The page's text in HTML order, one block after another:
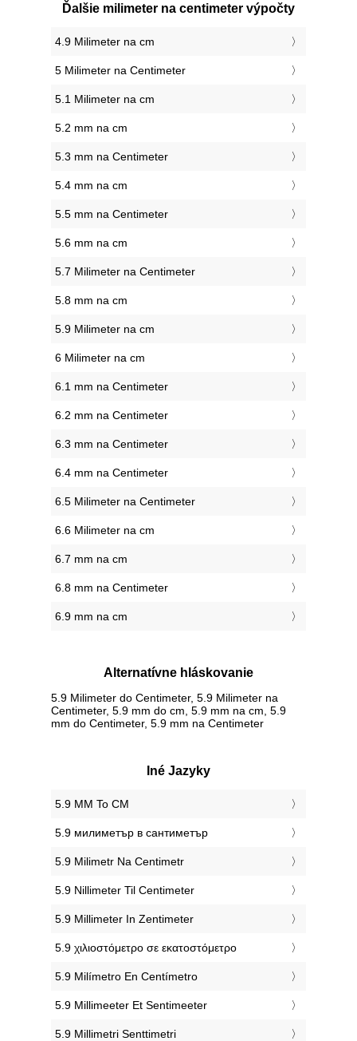
Ďalšie milimeter na centimeter výpočty
4.9 Milimeter na cm
5 Milimeter na Centimeter
5.1 Milimeter na cm
5.2 mm na cm
5.3 mm na Centimeter
5.4 mm na cm
5.5 mm na Centimeter
5.6 mm na cm
5.7 Milimeter na Centimeter
5.8 mm na cm
5.9 Milimeter na cm
6 Milimeter na cm
6.1 mm na Centimeter
6.2 mm na Centimeter
6.3 mm na Centimeter
6.4 mm na Centimeter
6.5 Milimeter na Centimeter
6.6 Milimeter na cm
6.7 mm na cm
6.8 mm na Centimeter
6.9 mm na cm
Alternatívne hláskovanie
5.9 Milimeter do Centimeter, 5.9 Milimeter na
Centimeter, 5.9 mm do cm, 5.9 mm na cm, 5.9
mm do Centimeter, 5.9 mm na Centimeter
Iné Jazyky
‎5.9 MM To CM
‎5.9 милиметър в сантиметър
‎5.9 Milimetr Na Centimetr
‎5.9 Nillimeter Til Centimeter
‎5.9 Millimeter In Zentimeter
‎5.9 χιλιοστόμετρο σε εκατοστόμετρο
‎5.9 Milímetro En Centímetro
‎5.9 Millimeeter Et Sentimeeter
‎5.9 Millimetri Senttimetri